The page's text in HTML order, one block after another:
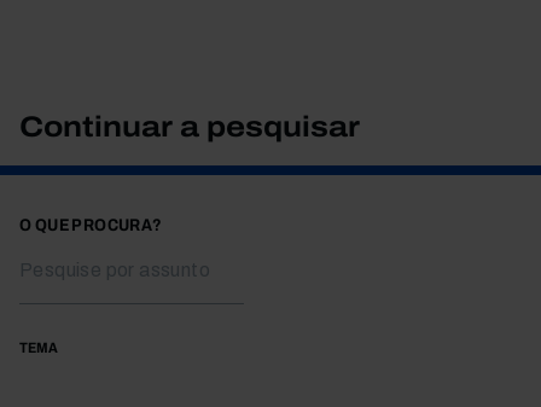
Continuar a pesquisar
O QUE PROCURA?
TEMA